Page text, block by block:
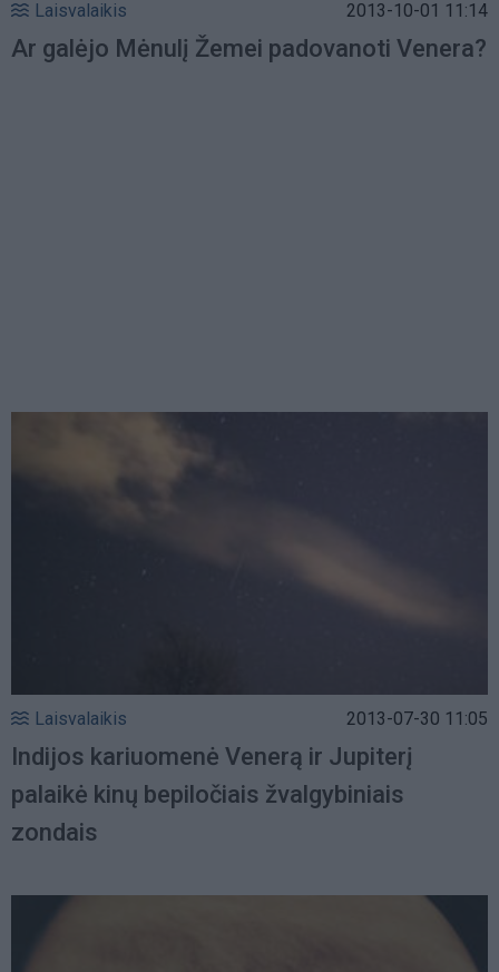
Laisvalaikis 2013-10-01 11:14
Ar galėjo Mėnulį Žemei padovanoti Venera?
Laisvalaikis 2013-07-30 11:05
Indijos kariuomenė Venerą ir Jupiterį
palaikė kinų bepiločiais žvalgybiniais
zondais